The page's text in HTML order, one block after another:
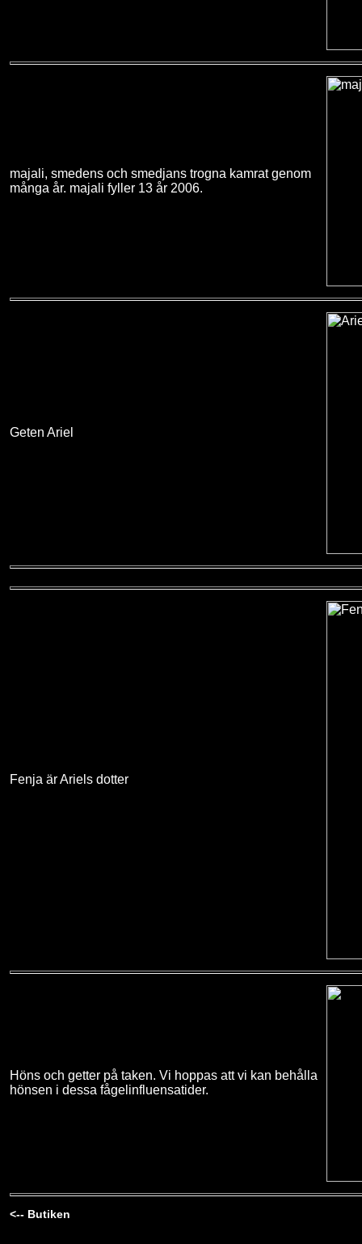
majali, smedens och smedjans trogna kamrat genom
många år. majali fyller 13 år 2006.
Geten Ariel
Fenja är Ariels dotter
Höns och getter på taken. Vi hoppas att vi kan behålla
hönsen i dessa fågelinfluensatider.
<-- Butiken